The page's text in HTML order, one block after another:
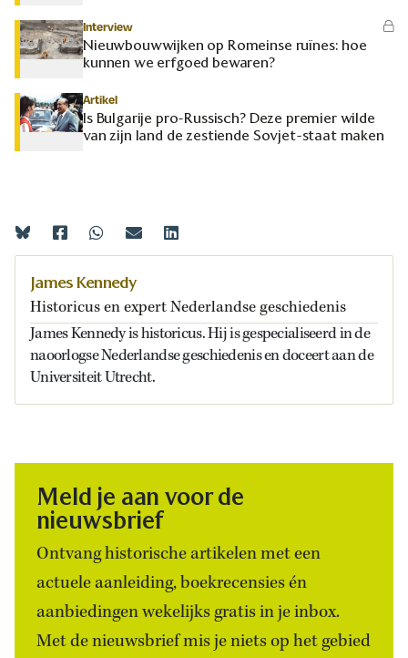
Interview
Nieuwbouwwijken op Romeinse ruïnes: hoe
kunnen we erfgoed bewaren?
Artikel
Is Bulgarije pro-Russisch? Deze premier wilde
van zijn land de zestiende Sovjet-staat maken
James Kennedy
Historicus en expert Nederlandse geschiedenis
James Kennedy is historicus. Hij is gespecialiseerd in de
naoorlogse Nederlandse geschiedenis en doceert aan de
Universiteit Utrecht.
Meld je aan voor de
nieuwsbrief
Ontvang historische artikelen met een
actuele aanleiding, boekrecensies én
aanbiedingen wekelijks gratis in je inbox.
Met de nieuwsbrief mis je niets op het gebied